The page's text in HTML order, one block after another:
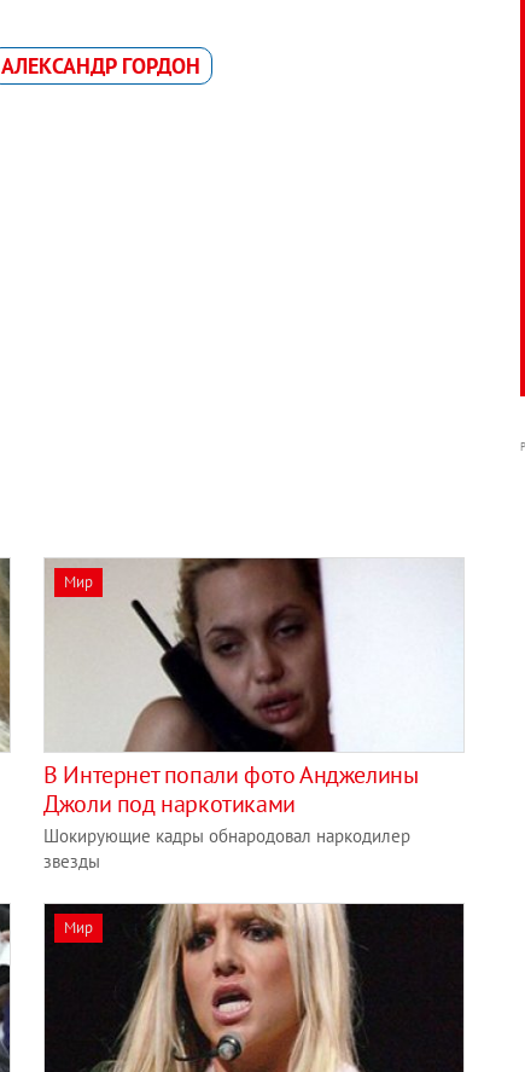
АЛЕКСАНДР ГОРДОН
Мир
В Интернет попали фото Анджелины
Джоли под наркотиками
Шокирующие кадры обнародовал наркодилер
звезды
Мир